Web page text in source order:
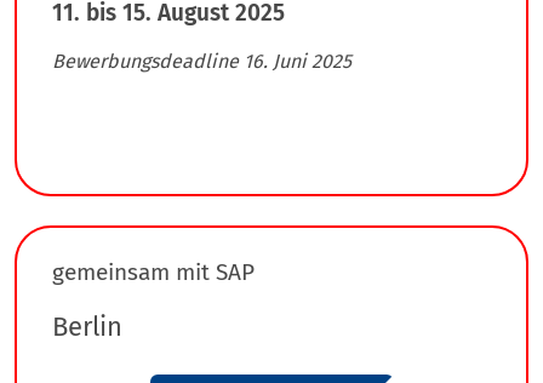
11. bis 15. August 2025
Bewerbungsdeadline 16. Juni 2025
gemeinsam mit SAP
Berlin